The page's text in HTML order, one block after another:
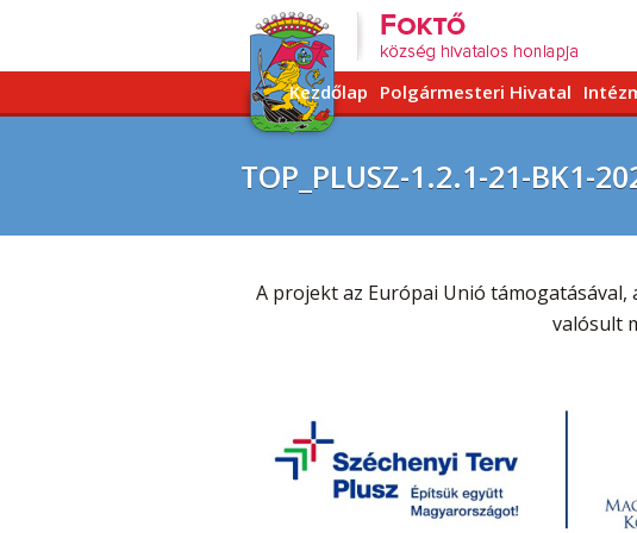
Kezdőlap Polgármesteri Hivatal
TOP_PLUSZ-1.2.1-21-BK1-
A projekt az Európai Unió
valósult